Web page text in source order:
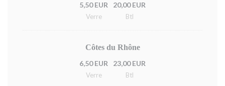
5,50 EUR
Verre
20,00 EUR
Btl
Côtes du Rhône
6,50 EUR
Verre
23,00 EUR
Btl